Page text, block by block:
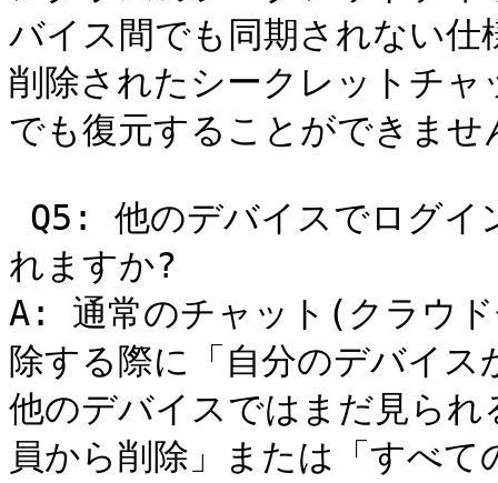
バイス間でも同期されない
削除されたシークレットチ
でも復元することができませ
れますか?
A: 通常のチャット(クラウ
除する際に「自分のデバイ
他のデバイスではまだ見ら
員から削除」または「すべ